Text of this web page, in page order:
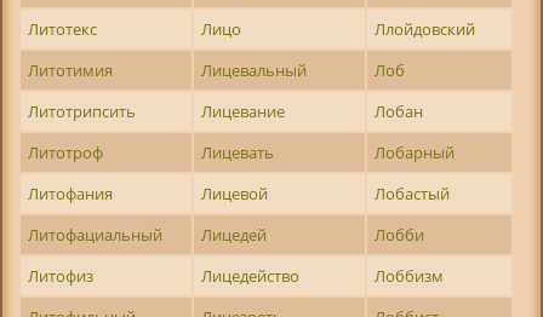
Литотекс
Лицо
Ллойдовский
Литотимия
Лицевальный
Лоб
Литотрипсить
Лицевание
Лобан
Литотроф
Лицевать
Лобарный
Литофания
Лицевой
Лобастый
Литофациальный
Лицедей
Лобби
Литофиз
Лицедейство
Лоббизм